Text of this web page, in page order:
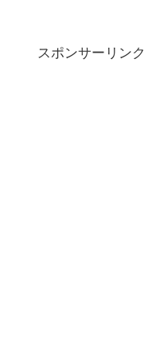
スポンサーリンク